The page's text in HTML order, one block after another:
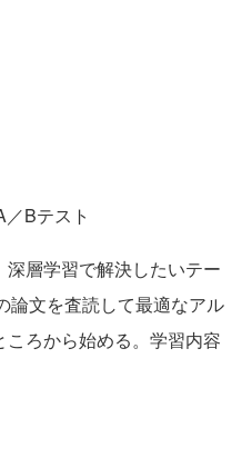
Bテスト
層学習で解決したいテー
論文を査読して最適なアル
ろから始める。学習内容